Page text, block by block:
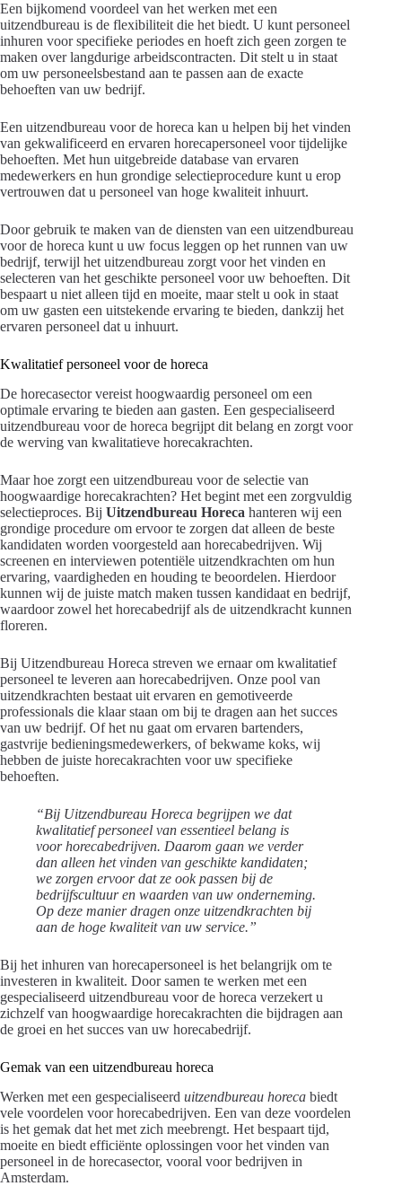
Een bijkomend voordeel van het werken met een
uitzendbureau is de flexibiliteit die het biedt. U kunt personeel
inhuren voor specifieke periodes en hoeft zich geen zorgen te
maken over langdurige arbeidscontracten. Dit stelt u in staat
om uw personeelsbestand aan te passen aan de exacte
behoeften van uw bedrijf.
Een uitzendbureau voor de horeca kan u helpen bij het vinden
van gekwalificeerd en ervaren horecapersoneel voor tijdelijke
behoeften. Met hun uitgebreide database van ervaren
medewerkers en hun grondige selectieprocedure kunt u erop
vertrouwen dat u personeel van hoge kwaliteit inhuurt.
Door gebruik te maken van de diensten van een uitzendbureau
voor de horeca kunt u uw focus leggen op het runnen van uw
bedrijf, terwijl het uitzendbureau zorgt voor het vinden en
selecteren van het geschikte personeel voor uw behoeften. Dit
bespaart u niet alleen tijd en moeite, maar stelt u ook in staat
om uw gasten een uitstekende ervaring te bieden, dankzij het
ervaren personeel dat u inhuurt.
Kwalitatief personeel voor de horeca
De horecasector vereist hoogwaardig personeel om een
optimale ervaring te bieden aan gasten. Een gespecialiseerd
uitzendbureau voor de horeca begrijpt dit belang en zorgt voor
de werving van kwalitatieve horecakrachten.
Maar hoe zorgt een uitzendbureau voor de selectie van
hoogwaardige horecakrachten? Het begint met een zorgvuldig
selectieproces. Bij Uitzendbureau Horeca hanteren wij een
grondige procedure om ervoor te zorgen dat alleen de beste
kandidaten worden voorgesteld aan horecabedrijven. Wij
screenen en interviewen potentiële uitzendkrachten om hun
ervaring, vaardigheden en houding te beoordelen. Hierdoor
kunnen wij de juiste match maken tussen kandidaat en bedrijf,
waardoor zowel het horecabedrijf als de uitzendkracht kunnen
floreren.
Bij Uitzendbureau Horeca streven we ernaar om kwalitatief
personeel te leveren aan horecabedrijven. Onze pool van
uitzendkrachten bestaat uit ervaren en gemotiveerde
professionals die klaar staan om bij te dragen aan het succes
van uw bedrijf. Of het nu gaat om ervaren bartenders,
gastvrije bedieningsmedewerkers, of bekwame koks, wij
hebben de juiste horecakrachten voor uw specifieke
behoeften.
“Bij Uitzendbureau Horeca begrijpen we dat
kwalitatief personeel van essentieel belang is
voor horecabedrijven. Daarom gaan we verder
dan alleen het vinden van geschikte kandidaten;
we zorgen ervoor dat ze ook passen bij de
bedrijfscultuur en waarden van uw onderneming.
Op deze manier dragen onze uitzendkrachten bij
aan de hoge kwaliteit van uw service.”
Bij het inhuren van horecapersoneel is het belangrijk om te
investeren in kwaliteit. Door samen te werken met een
gespecialiseerd uitzendbureau voor de horeca verzekert u
zichzelf van hoogwaardige horecakrachten die bijdragen aan
de groei en het succes van uw horecabedrijf.
Gemak van een uitzendbureau horeca
Werken met een gespecialiseerd uitzendbureau horeca biedt
vele voordelen voor horecabedrijven. Een van deze voordelen
is het gemak dat het met zich meebrengt. Het bespaart tijd,
moeite en biedt efficiënte oplossingen voor het vinden van
personeel in de horecasector, vooral voor bedrijven in
Amsterdam.